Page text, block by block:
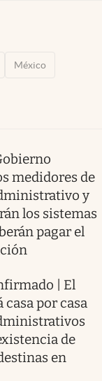
México
medidores de
y
los sistemas
pagar el
| El
por casa
de
en